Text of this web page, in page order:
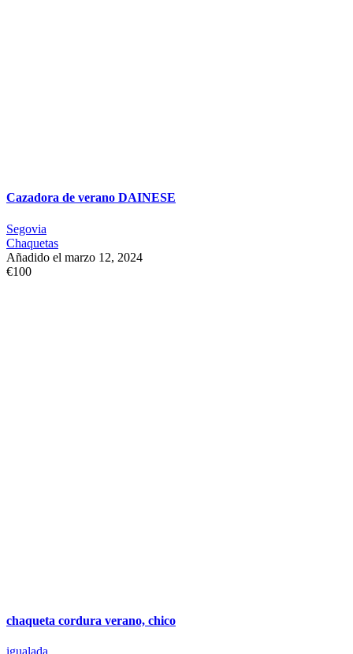
Cazadora de verano DAINESE
Segovia
Chaquetas
Añadido el marzo 12, 2024
€100
chaqueta cordura verano, chico